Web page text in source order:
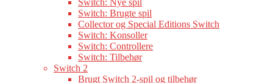
Switch: Nye spil
Switch: Brugte spil
Collector og Special Editions Switch
Switch: Konsoller
Switch: Controllere
Switch: Tilbehør
Switch 2
Brugt Switch 2-spil og tilbehør